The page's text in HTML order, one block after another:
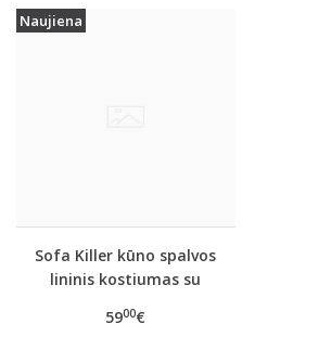
Naujiena
Sofa Killer kūno spalvos
lininis kostiumas su
5900€